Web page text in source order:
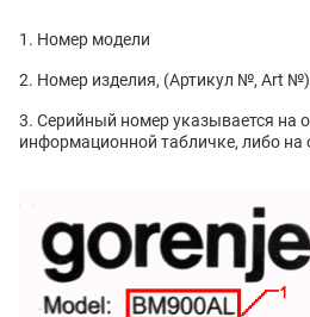
Номер модели
Номер изделия, (Артикул №, Art
Серийный номер указывается на
информационной табличке, либо на